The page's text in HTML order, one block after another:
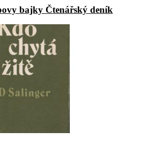
bajky Čtenářský deník